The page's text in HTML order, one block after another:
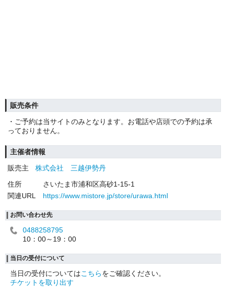
販売条件
・ご予約は当サイトのみとなります。お電話や店頭での予約は承
っておりません。
主催者情報
販売主
株式会社 三越伊勢丹
住所
さいたま市浦和区高砂1-15-1
関連URL
https://www.mistore.jp/store/urawa.html
お問い合わせ先
0488258795
10：00～19：00
当日の受付について
当日の受付についてはこちらをご確認ください。
チケットを取り出す